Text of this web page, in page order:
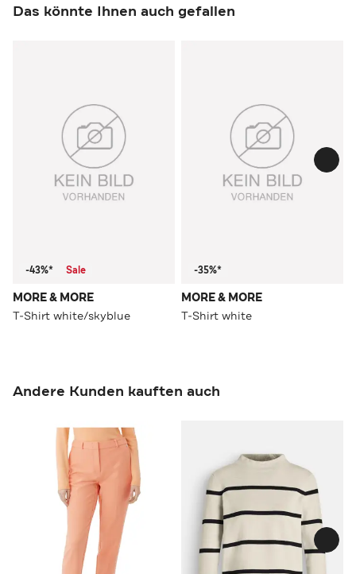
Das könnte Ihnen auch gefallen
-43%* Sale
MORE & MORE
T-Shirt white/skyblue
-35%*
MORE & MORE
T-Shirt white
Andere Kunden kauften auch